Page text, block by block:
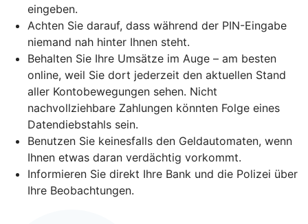
eingeben.
Achten Sie darauf, dass während der PIN-Eingabe
niemand nah hinter Ihnen steht.
Behalten Sie Ihre Umsätze im Auge – am besten
online, weil Sie dort jederzeit den aktuellen Stand
aller Kontobewegungen sehen. Nicht
nachvollziehbare Zahlungen könnten Folge eines
Datendiebstahls sein.
Benutzen Sie keinesfalls den Geldautomaten, wenn
Ihnen etwas daran verdächtig vorkommt.
Informieren Sie direkt Ihre Bank und die Polizei über
Ihre Beobachtungen.